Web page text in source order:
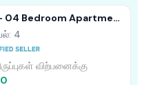
04 Bedroom Apartment
05 (A4500)
4
விற்பனைக்கு